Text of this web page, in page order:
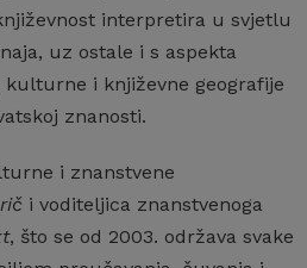
interpretira u svjetlu
uz ostale i s aspekta
i književne geografije
znanosti.
i znanstvene
i voditeljica znanstvenoga
, što se od 2003. održava svake